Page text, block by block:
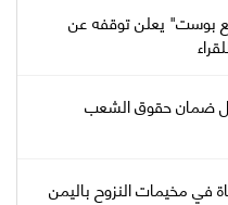
بوست" يعلن توقفه عن
ضمان حقوق الشعب
في مخيمات النزوح باليمن